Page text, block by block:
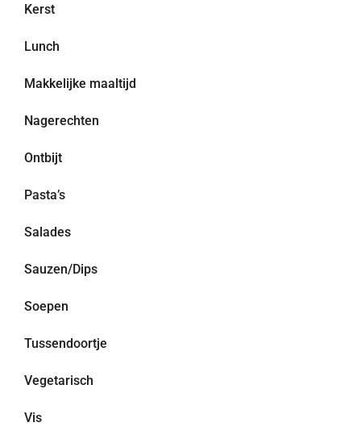
Kerst
Lunch
Makkelijke maaltijd
Nagerechten
Ontbijt
Pasta’s
Salades
Sauzen/Dips
Soepen
Tussendoortje
Vegetarisch
Vis